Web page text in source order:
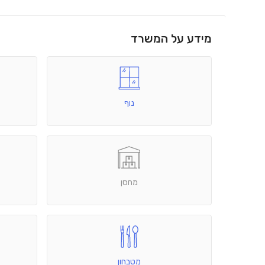
מידע על המשרד
נוף
מחסן
מטבחון